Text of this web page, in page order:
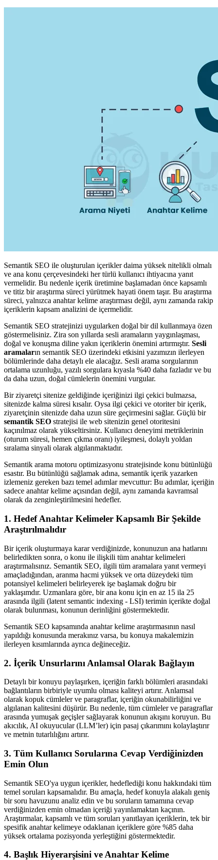
Semantik SEO ile oluşturulan içerikler daima yüksek nitelikli olmalı
ve ana konu çerçevesindeki her türlü kullanıcı ihtiyacına yanıt
vermelidir. Bu nedenle içerik üretimine başlamadan önce kapsamlı
ve titiz bir araştırma süreci yürütmek hayati önem taşır. Bu araştırma
süreci, yalnızca anahtar kelime araştırması değil, aynı zamanda rakip
içeriklerin kapsam analizini de içermelidir.
Semantik SEO stratejinizi uygularken doğal bir dil kullanmaya özen
göstermelisiniz. Zira son yıllarda sesli aramaların yaygınlaşması,
doğal ve konuşma diline yakın içeriklerin önemini artırmıştır. Sesli
aramaların semantik SEO üzerindeki etkisini yazımızın ilerleyen
bölümlerinde daha detaylı ele alacağız. Sesli arama sorgularının
ortalama uzunluğu, yazılı sorgulara kıyasla %40 daha fazladır ve bu
da daha uzun, doğal cümlelerin önemini vurgular.
Bir ziyaretçi sitenize geldiğinde içeriğinizi ilgi çekici bulmazsa,
sitenizde kalma süresi kısalır. Oysa ilgi çekici ve otoriter bir içerik,
ziyaretçinin sitenizde daha uzun süre geçirmesini sağlar. Güçlü bir
semantik SEO stratejisi ile web sitenizin genel otoritesini
kaçınılmaz olarak yükseltirsiniz. Kullanıcı deneyimi metriklerinin
(oturum süresi, hemen çıkma oranı) iyileşmesi, dolaylı yoldan
sıralama sinyali olarak algılanmaktadır.
Semantik arama motoru optimizasyonu stratejisinde konu bütünlüğü
esastır. Bu bütünlüğü sağlamak adına, semantik içerik yazarken
izlemeniz gereken bazı temel adımlar mevcuttur: Bu adımlar, içeriğin
sadece anahtar kelime açısından değil, aynı zamanda kavramsal
olarak da zenginleştirilmesini hedefler.
1. Hedef Anahtar Kelimeler Kapsamlı Bir Şekilde
Araştırılmalıdır
Bir içerik oluşturmaya karar verdiğinizde, konunuzun ana hatlarını
belirledikten sonra, o konu ile ilişkili tüm anahtar kelimeleri
araştırmalısınız. Semantik SEO, ilgili tüm aramalara yanıt vermeyi
amaçladığından, aranma hacmi yüksek ve orta düzeydeki tüm
potansiyel kelimeleri belirleyerek işe başlamak doğru bir
yaklaşımdır. Uzmanlara göre, bir ana konu için en az 15 ila 25
arasında ilgili (latent semantic indexing - LSI) terimin içerikte doğal
olarak bulunması, konunun derinliğini göstermektedir.
Semantik SEO kapsamında anahtar kelime araştırmasının nasıl
yapıldığı konusunda merakınız varsa, bu konuya makalemizin
ilerleyen kısımlarında ayrıca değineceğiz.
2. İçerik Unsurlarını Anlamsal Olarak Bağlayın
Detaylı bir konuyu paylaşırken, içeriğin farklı bölümleri arasındaki
bağlantıların birbiriyle uyumlu olması kaliteyi artırır. Anlamsal
olarak kopuk cümleler ve paragraflar, içeriğin okunabilirliğini ve
algılanan kalitesini düşürür. Bu nedenle, tüm cümleler ve paragraflar
arasında yumuşak geçişler sağlayarak konunun akışını koruyun. Bu
akıcılık, AI okuyucular (LLM’ler) için pasaj çıkarımını kolaylaştırır
ve metnin tutarlılığını artırır.
3. Tüm Kullanıcı Sorularına Cevap Verdiğinizden
Emin Olun
Semantik SEO'ya uygun içerikler, hedeflediği konu hakkındaki tüm
temel soruları kapsamalıdır. Bu amaçla, hedef konuyla alakalı geniş
bir soru havuzunu analiz edin ve bu soruların tamamına cevap
verdiğinizden emin olmadan içeriği yayınlamaktan kaçının.
Araştırmalar, kapsamlı ve tüm soruları yanıtlayan içeriklerin, tek bir
spesifik anahtar kelimeye odaklanan içeriklere göre %85 daha
yüksek ortalama pozisyonda yerleştiğini göstermektedir.
4. Başlık Hiyerarşisini ve Anahtar Kelime